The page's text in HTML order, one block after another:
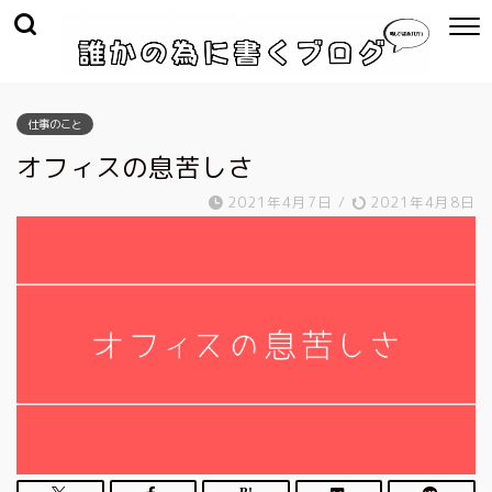
仕事のこと
オフィスの息苦しさ
2021年4月7日 / 2021年4月8日